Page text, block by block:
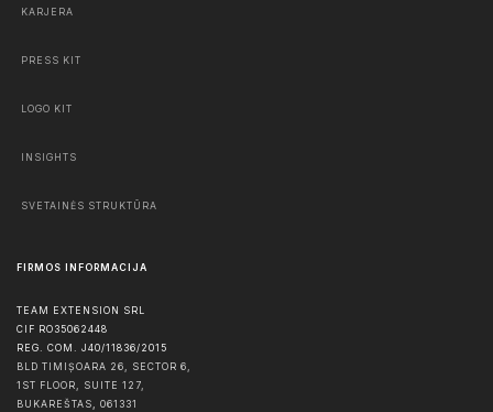
KARJERA
PRESS KIT
LOGO KIT
INSIGHTS
SVETAINĖS STRUKTŪRA
FIRMOS INFORMACIJA
TEAM EXTENSION SRL
CIF RO35062448
REG. COM. J40/11836/2015
BLD TIMIȘOARA 26, SECTOR 6,
1ST FLOOR, SUITE 127,
BUKAREŠTAS, 061331